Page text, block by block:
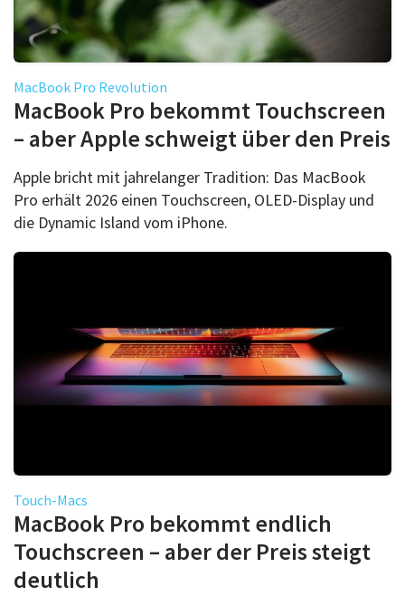
MacBook Pro Revolution
MacBook Pro bekommt Touchscreen
– aber Apple schweigt über den Preis
Apple bricht mit jahrelanger Tradition: Das MacBook
Pro erhält 2026 einen Touchscreen, OLED-Display und
die Dynamic Island vom iPhone.
Touch-Macs
MacBook Pro bekommt endlich
Touchscreen – aber der Preis steigt
deutlich